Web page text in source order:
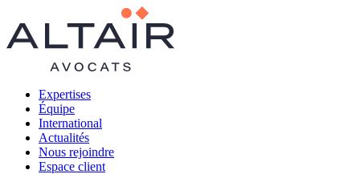
Expertises
Équipe
International
Actualités
Nous rejoindre
Espace client